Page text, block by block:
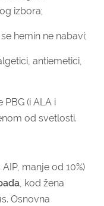
izbora;
hemin ne nabavi;
antiemetici,
(i ALA i
od svetlosti.
manje od 10%)
, kod žena
Osnovna